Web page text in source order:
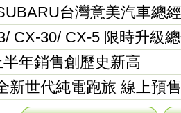
台灣意美汽車總
CX-30/ CX-5 限時升級
年銷售創歷史新高
新世代純電跑旅 線上預